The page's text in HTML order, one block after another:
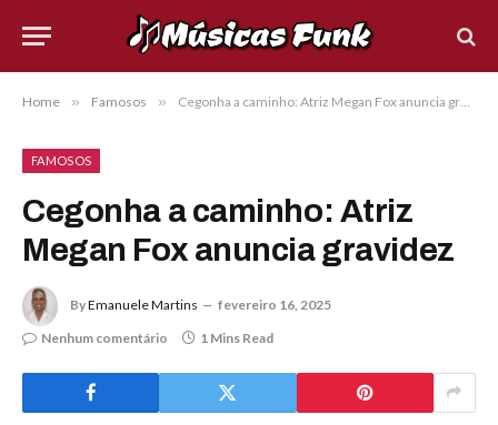
Home » Famosos » Cegonha a caminho: Atriz Megan Fox anuncia gravidez
FAMOSOS
Cegonha a caminho: Atriz
Megan Fox anuncia gravidez
ByEmanuele Martins
fevereiro 16, 2025
Nenhum comentário
1 Mins Read